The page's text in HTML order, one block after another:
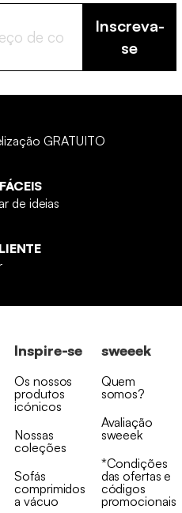
Inscreva-
se
GRATUITO
de ideias
Inspire-se
Os nossos
produtos
icónicos
Nossas
coleções
Sofás
comprimidos
a vácuo
sweeek
Quem
somos?
Avaliação
sweeek
*Condições
das ofertas e
códigos
promocionais